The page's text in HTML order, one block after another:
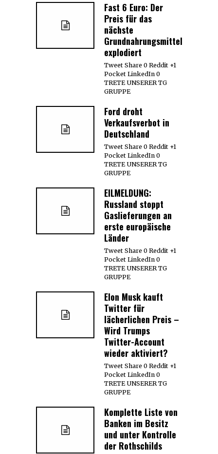
Fast 6 Euro: Der
Preis für das
nächste
Grundnahrungsmittel
explodiert
Tweet Share 0 Reddit +1
Pocket LinkedIn 0
TRETE UNSERER TG
GRUPPE
Ford droht
Verkaufsverbot in
Deutschland
Tweet Share 0 Reddit +1
Pocket LinkedIn 0
TRETE UNSERER TG
GRUPPE
EILMELDUNG:
Russland stoppt
Gaslieferungen an
erste europäische
Länder
Tweet Share 0 Reddit +1
Pocket LinkedIn 0
TRETE UNSERER TG
GRUPPE
Elon Musk kauft
Twitter für
lächerlichen Preis –
Wird Trumps
Twitter-Account
wieder aktiviert?
Tweet Share 0 Reddit +1
Pocket LinkedIn 0
TRETE UNSERER TG
GRUPPE
Komplette Liste von
Banken im Besitz
und unter Kontrolle
der Rothschilds